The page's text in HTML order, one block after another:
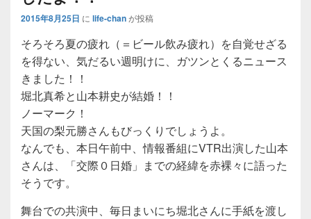
2015年8月25日 に life-chanが投稿
そろそろ夏の疲れ（＝ビール飲み疲れ）を自覚せざる
を得ない、気だるい週明けに、ガツンとくるニュース
きました！！
堀北真希と山本耕史が結婚！！
ノーマーク！
天国の梨元勝さんもびっくりでしょうよ。
なんでも、本日午前中、情報番組にVTR出演した山本
さんは、「交際０日婚」までの経緯を赤裸々に語った
そうです。
舞台での共演中、毎日まいにち堀北さんに手紙を渡し